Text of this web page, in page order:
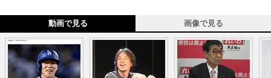
動画で見る 画像で見る